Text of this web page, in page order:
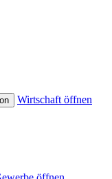
Wirtschaft öffnen